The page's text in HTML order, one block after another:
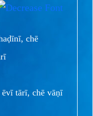
chē
ēvī tārī, chē vāṇī